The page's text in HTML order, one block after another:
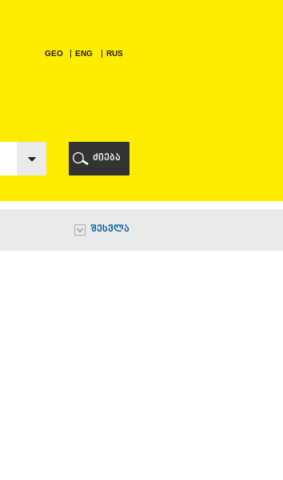
GEO ENG RUS
ძიება
შესვლა